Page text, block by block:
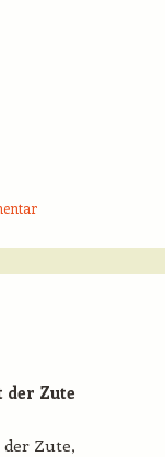
der Zute
Zute,